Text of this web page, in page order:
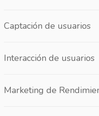
Captación de usuarios
Interacción de usuarios
Marketing de